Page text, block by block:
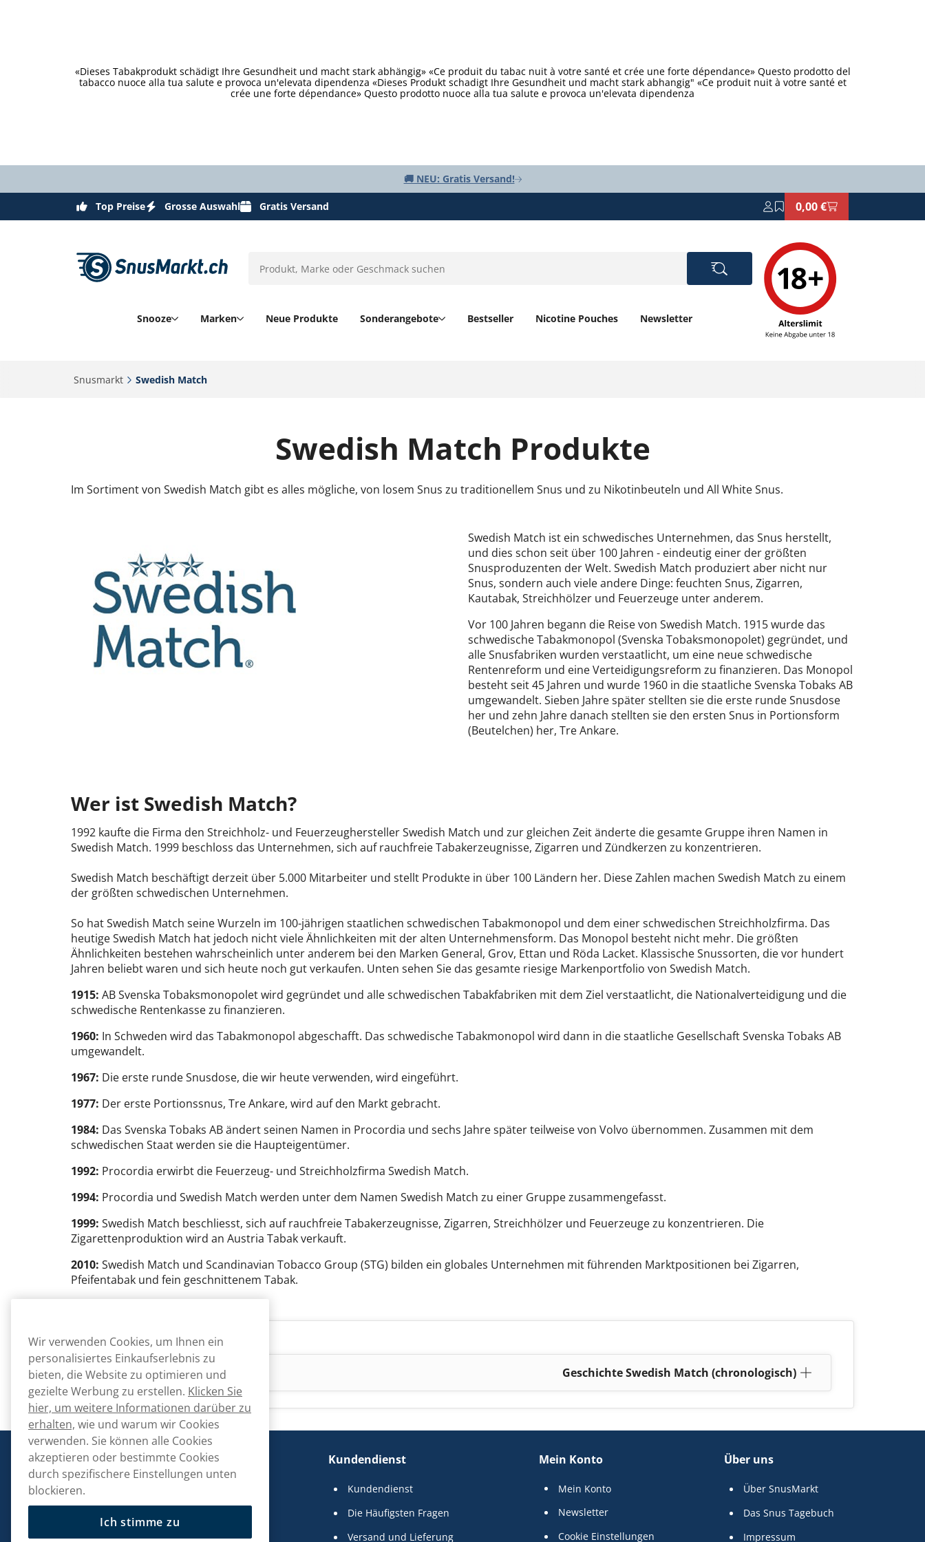
«Dieses Tabakprodukt schädigt Ihre Gesundheit und macht stark abhängig» «Ce produit du tabac nuit à votre santé et crée une forte dépendance» Questo prodotto del
tabacco nuoce alla tua salute e provoca un'elevata dipendenza «Dieses Produkt schadigt Ihre Gesundheit und macht stark abhangig" «Ce produit nuit à votre santé et
crée une forte dépendance» Questo prodotto nuoce alla tua salute e provoca un'elevata dipendenza
🚚 NEU: Gratis Versand!
Top Preise Grosse Auswahl Gratis Versand 0,00 €
Snooze Marken Neue Produkte Sonderangebote Bestseller Nicotine Pouches Newsletter
Snusmarkt‎ Swedish Match‎
Swedish Match Produkte
Im Sortiment von Swedish Match gibt es alles mögliche, von losem Snus zu traditionellem Snus und zu Nikotinbeuteln und All White Snus.
Swedish Match ist ein schwedisches Unternehmen, das Snus herstellt,
und dies schon seit über 100 Jahren - eindeutig einer der größten
Snusproduzenten der Welt. Swedish Match produziert aber nicht nur
Snus, sondern auch viele andere Dinge: feuchten Snus, Zigarren,
Kautabak, Streichhölzer und Feuerzeuge unter anderem.
Vor 100 Jahren begann die Reise von Swedish Match. 1915 wurde das
schwedische Tabakmonopol (Svenska Tobaksmonopolet) gegründet, und
alle Snusfabriken wurden verstaatlicht, um eine neue schwedische
Rentenreform und eine Verteidigungsreform zu finanzieren. Das Monopol
besteht seit 45 Jahren und wurde 1960 in die staatliche Svenska Tobaks AB
umgewandelt. Sieben Jahre später stellten sie die erste runde Snusdose
her und zehn Jahre danach stellten sie den ersten Snus in Portionsform
(Beutelchen) her, Tre Ankare.
Wer ist Swedish Match?
1992 kaufte die Firma den Streichholz- und Feuerzeughersteller Swedish Match und zur gleichen Zeit änderte die gesamte Gruppe ihren Namen in
Swedish Match. 1999 beschloss das Unternehmen, sich auf rauchfreie Tabakerzeugnisse, Zigarren und Zündkerzen zu konzentrieren.
Swedish Match beschäftigt derzeit über 5.000 Mitarbeiter und stellt Produkte in über 100 Ländern her. Diese Zahlen machen Swedish Match zu einem
der größten schwedischen Unternehmen.
So hat Swedish Match seine Wurzeln im 100-jährigen staatlichen schwedischen Tabakmonopol und dem einer schwedischen Streichholzfirma. Das
heutige Swedish Match hat jedoch nicht viele Ähnlichkeiten mit der alten Unternehmensform. Das Monopol besteht nicht mehr. Die größten
Ähnlichkeiten bestehen wahrscheinlich unter anderem bei den Marken General, Grov, Ettan und Röda Lacket. Klassische Snussorten, die vor hundert
Jahren beliebt waren und sich heute noch gut verkaufen. Unten sehen Sie das gesamte riesige Markenportfolio von Swedish Match.
1915: AB Svenska Tobaksmonopolet wird gegründet und alle schwedischen Tabakfabriken mit dem Ziel verstaatlicht, die Nationalverteidigung und die
schwedische Rentenkasse zu finanzieren.
1960: In Schweden wird das Tabakmonopol abgeschafft. Das schwedische Tabakmonopol wird dann in die staatliche Gesellschaft Svenska Tobaks AB
umgewandelt.
1967: Die erste runde Snusdose, die wir heute verwenden, wird eingeführt.
1977: Der erste Portionssnus, Tre Ankare, wird auf den Markt gebracht.
1984: Das Svenska Tobaks AB ändert seinen Namen in Procordia und sechs Jahre später teilweise von Volvo übernommen. Zusammen mit dem
schwedischen Staat werden sie die Haupteigentümer.
1992: Procordia erwirbt die Feuerzeug- und Streichholzfirma Swedish Match.
1994: Procordia und Swedish Match werden unter dem Namen Swedish Match zu einer Gruppe zusammengefasst.
1999: Swedish Match beschliesst, sich auf rauchfreie Tabakerzeugnisse, Zigarren, Streichhölzer und Feuerzeuge zu konzentrieren. Die
Zigarettenproduktion wird an Austria Tabak verkauft.
2010: Swedish Match und Scandinavian Tobacco Group (STG) bilden ein globales Unternehmen mit führenden Marktpositionen bei Zigarren,
Pfeifentabak und fein geschnittenem Tabak.
Geschichte Swedish Match (chronologisch)
Snusmarkt
Kontaktiere uns!
Kundendienst
Kundendienst
Die Häufigsten Fragen
Versand und Lieferung
Mein Konto
Mein Konto
Newsletter
Cookie Einstellungen
Über uns
Über SnusMarkt
Das Snus Tagebuch
Impressum
Wir verwenden Cookies, um Ihnen ein
personalisiertes Einkaufserlebnis zu
bieten, die Website zu optimieren und
gezielte Werbung zu erstellen. Klicken Sie
hier, um weitere Informationen darüber zu
erhalten, wie und warum wir Cookies
verwenden. Sie können alle Cookies
akzeptieren oder bestimmte Cookies
durch spezifischere Einstellungen unten
blockieren.
Ich stimme zu